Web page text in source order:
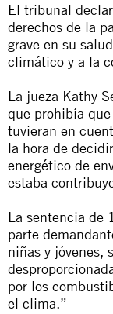
El tribunal
derechos de la
grave en su
climático y a la
La jueza Kathy
que prohibía
tuvieran en
la hora de
energético de
estaba
La sentencia de
parte
niñas y jóvenes,
por los
el clima.”